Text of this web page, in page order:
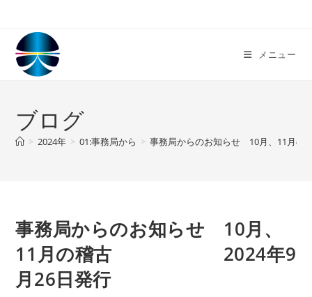
メニュー
ブログ
> 2024年 > 01:事務局から > 事務局からのお知らせ 10月、
事務局からのお知らせ 10月、
11月の稽古 2024年9
月26日発行